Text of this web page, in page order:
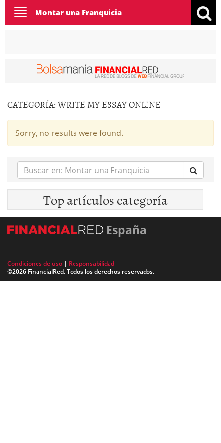
Toggle
navigation
Montar una Franquicia
CATEGORÍA:WRITE MY ESSAY ONLINE
Sorry, no results were found.
Buscar
en:
Top artículos categoría
España
Condiciones de uso | Responsabilidad
©2026 FinancialRed. Todos los derechos reservados.